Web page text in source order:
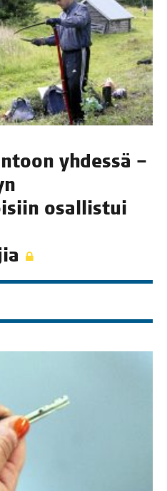
yhdes­sä –
osal­lis­tui